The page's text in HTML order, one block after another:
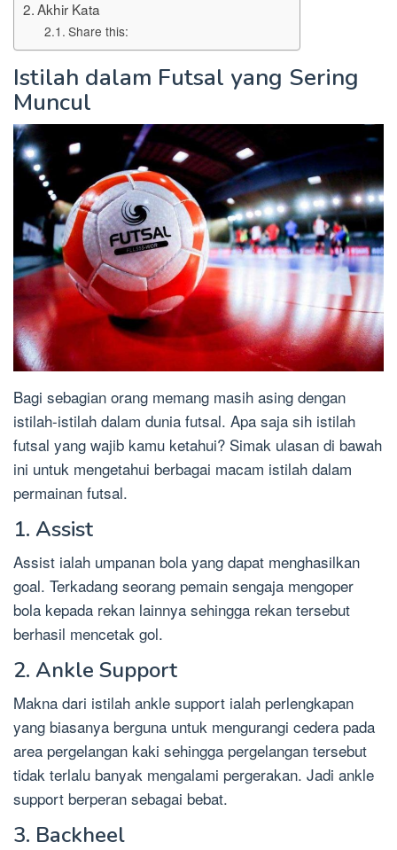
Akhir Kata
Share this:
Istilah dalam Futsal yang Sering
Muncul
Bagi sebagian orang memang masih asing dengan
istilah-istilah dalam dunia futsal. Apa saja sih istilah
futsal yang wajib kamu ketahui? Simak ulasan di bawah
ini untuk mengetahui berbagai macam istilah dalam
permainan futsal.
1. Assist
Assist ialah umpanan bola yang dapat menghasilkan
goal. Terkadang seorang pemain sengaja mengoper
bola kepada rekan lainnya sehingga rekan tersebut
berhasil mencetak gol.
2. Ankle Support
Makna dari istilah ankle support ialah perlengkapan
yang biasanya berguna untuk mengurangi cedera pada
area pergelangan kaki sehingga pergelangan tersebut
tidak terlalu banyak mengalami pergerakan. Jadi ankle
support berperan sebagai bebat.
3. Backheel